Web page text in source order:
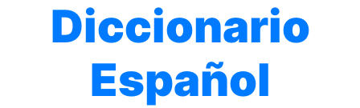
Diccionario
Español